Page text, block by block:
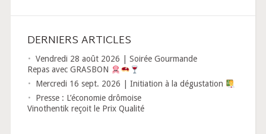
DERNIERS ARTICLES
Vendredi 28 août 2026 | Soirée Gourmande
Repas avec GRASBON
Mercredi 16 sept. 2026 | Initiation à la dégustation
Presse : L’économie drômoise
Vinothentik reçoit le Prix Qualité